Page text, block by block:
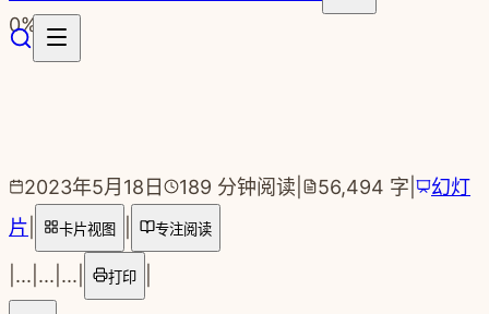
跳转到主要内容
0%
2023年5月18日 189 分钟阅读 56,494 字
幻灯
片
卡片视图 专注阅读
... ... ... 打印